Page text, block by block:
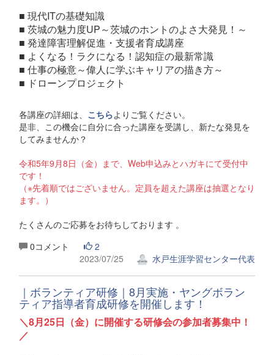
■ 現代ITの基礎知識
■ 茨城の魅力度UP～茨城のホントのよさ大発見！～
■ 発達障害理解促進・支援者育成講座
■ よくなる！ラクになる！認知症の最新常識
■ 仕事の極意～偉人に学ぶキャリアの描き方～
■ ドローンプロジェクト
各講座の詳細は、 こちらよりご覧ください。
是非、この機会に自分に合った講座を受講し、新たな発見を
してみませんか？
令和5年9月8日（金）まで、Web申込みとハガキにて受付中
です！
（※先着順ではございません。定員を超えた講座は抽選となり
ます。）
たくさんのご応募をお待ちしております 。
0コメント
2
2023/07/25
水戸生涯学習センター代表
｜ボランティア研修｜8月実施・ヤングボラン
ティア指導者育成研修を開催します！
＼8月25日（金）に開催する研修会の参加者募集中！
／